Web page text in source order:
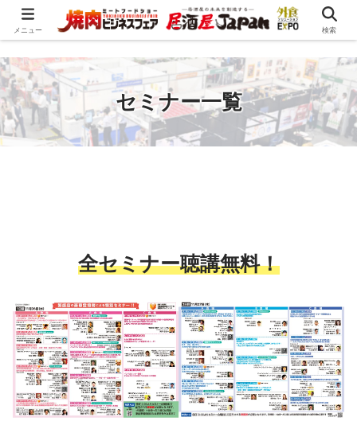
セミナー一覧
全セミナー聴講無料！
メニュー 検索